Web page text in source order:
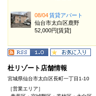
08/04賃貸アパート
仙台市太白区鹿野
52,000円[賃貸]
杜リゾート店舗情報
宮城県仙台市太白区長町一丁目1-10
［営業エリア］